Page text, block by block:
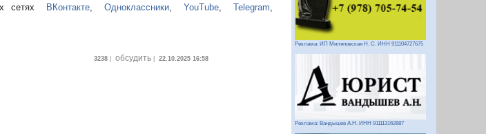
сетях ВКонтакте, Одноклассники,YouTube,Telegram,
3238| обсудить| 22.10.2025 16:58
Реклама: ИП Миляновская Н. С. ИНН 911104727675
Реклама: Вандышев А.Н. ИНН 911113162887